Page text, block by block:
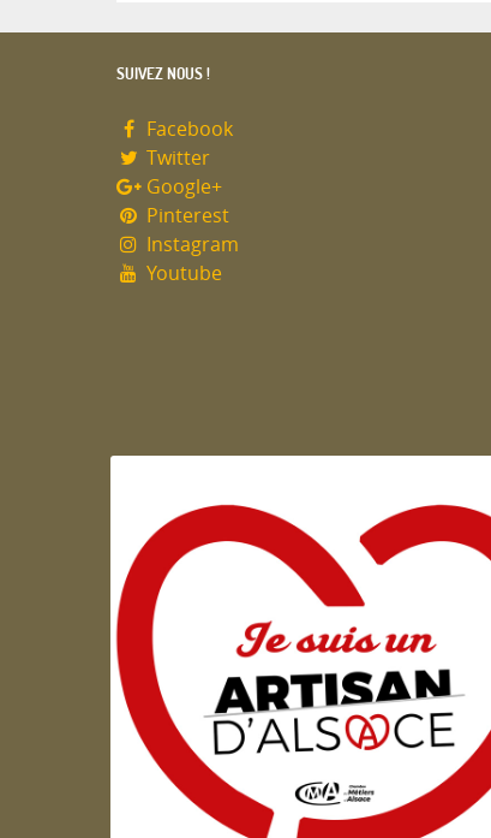
SUIVEZ NOUS !
Facebook
Twitter
Google+
Pinterest
Instagram
Youtube